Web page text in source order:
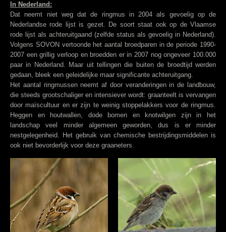
In Nederland:
Dat neemt niet weg dat de ringmus in 2004 als gevoelig op de
Nederlandse rode lijst is gezet. De soort staat ook op de Vlaamse
rode lijst als achteruitgaand (zelfde status als gevoelig in Nederland).
Volgens SOVON vertoonde het aantal broedparen in de periode 1990-
2007 een grillig verloop en broedden er in 2007 nog ongeveer 100.000
paar in Nederland. Maar uit tellingen die buiten de broedtijd werden
gedaan, bleek een geleidelijke maar significante achteruitgang.
Het aantal ringmussen neemt af door veranderingen in de landbouw,
die steeds grootschaliger en intensiever wordt: graanteelt is vervangen
door maïscultuur en er zijn te weinig stoppelakkers voor de ringmus.
Heggen en houtwallen, dode bomen en knotwilgen zijn in het
landschap veel minder algemeen geworden, dus is er minder
nestgelegenheid. Het gebruik van chemische bestrijdingsmiddelen is
ook niet bevorderlijk voor deze graaneters.